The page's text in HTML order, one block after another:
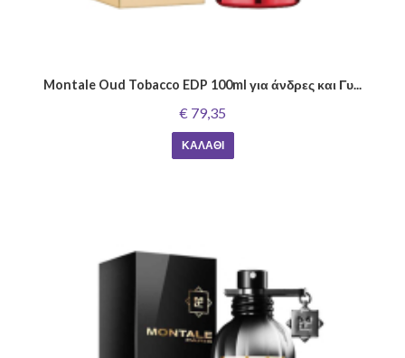
Montale Oud Tobacco EDP 100ml για άνδρες και Γυ...
€ 79,35
ΚΑΛΆΘΙ